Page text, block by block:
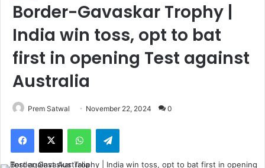
Border-Gavaskar Trophy |
India win toss, opt to bat
first in opening Test against
Australia
Prem Satwal November 22, 2024 0
Facebook
X WhatsAppTelegram